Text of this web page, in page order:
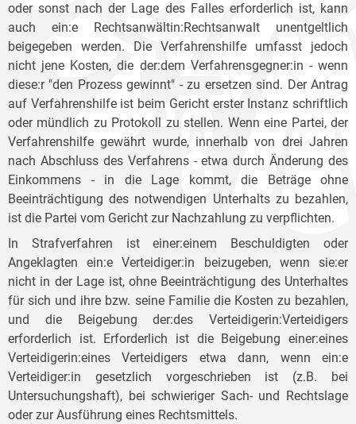
oder sonst nach der Lage des Falles erforderlich ist, kann
auch ein:e Rechtsanwältin:Rechtsanwalt unentgeltlich
beigegeben werden. Die Verfahrenshilfe umfasst jedoch
nicht jene Kosten, die der:dem Verfahrensgegner:in - wenn
diese:r "den Prozess gewinnt" - zu ersetzen sind. Der Antrag
auf Verfahrenshilfe ist beim Gericht erster Instanz schriftlich
oder mündlich zu Protokoll zu stellen. Wenn eine Partei, der
Verfahrenshilfe gewährt wurde, innerhalb von drei Jahren
nach Abschluss des Verfahrens - etwa durch Änderung des
Einkommens - in die Lage kommt, die Beträge ohne
Beeinträchtigung des notwendigen Unterhalts zu bezahlen,
ist die Partei vom Gericht zur Nachzahlung zu verpflichten.
In Strafverfahren ist einer:einem Beschuldigten oder
Angeklagten ein:e Verteidiger:in beizugeben, wenn sie:er
nicht in der Lage ist, ohne Beeinträchtigung des Unterhaltes
für sich und ihre bzw. seine Familie die Kosten zu bezahlen,
und die Beigebung der:des Verteidigerin:Verteidigers
erforderlich ist. Erforderlich ist die Beigebung einer:eines
Verteidigerin:eines Verteidigers etwa dann, wenn ein:e
Verteidiger:in gesetzlich vorgeschrieben ist (z.B. bei
Untersuchungshaft), bei schwieriger Sach- und Rechtslage
oder zur Ausführung eines Rechtsmittels.